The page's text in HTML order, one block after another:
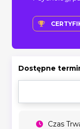
Dostępne
Czas